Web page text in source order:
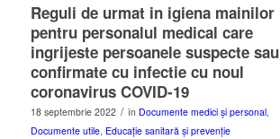
Reguli de urmat in igiena mainilor
pentru personalul medical care
ingrijeste persoanele suspecte sau
confirmate cu infectie cu noul
coronavirus COVID-19
18 septembrie 2022 / în Documente medici și personal,
Documente utile, Educație sanitară și prevenție